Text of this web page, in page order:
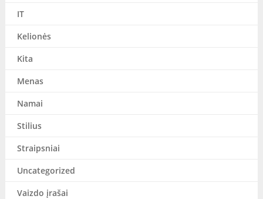
IT
Kelionės
Kita
Menas
Namai
Stilius
Straipsniai
Uncategorized
Vaizdo įrašai